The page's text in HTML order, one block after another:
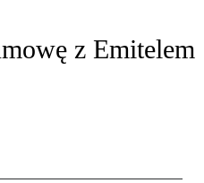
z Emitelem